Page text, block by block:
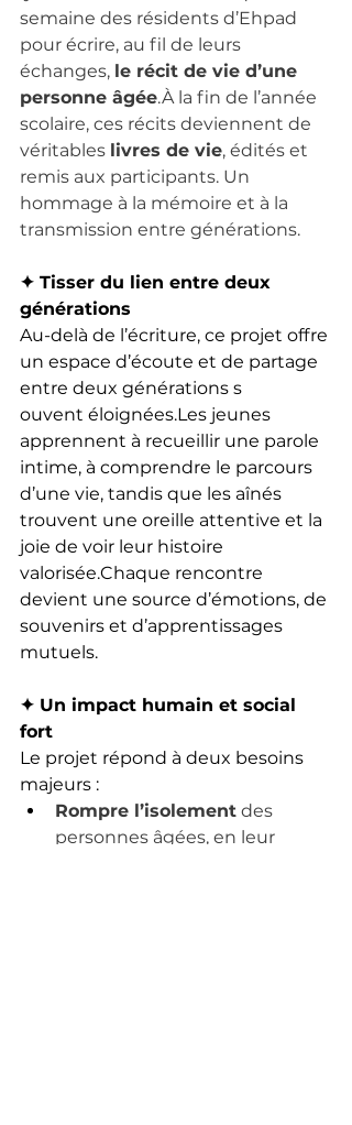
semaine des résidents d’Ehpad
pour écrire, au fil de leurs
échanges, le récit de vie d’une
personne âgée.À la fin de l’année
scolaire, ces récits deviennent de
véritables livres de vie, édités et
remis aux participants. Un
hommage à la mémoire et à la
transmission entre générations.
✦ Tisser du lien entre deux
générations
Au-delà de l’écriture, ce projet offre
un espace d’écoute et de partage
entre deux générations s
ouvent éloignées.Les jeunes
apprennent à recueillir une parole
intime, à comprendre le parcours
d’une vie, tandis que les aînés
trouvent une oreille attentive et la
joie de voir leur histoire
valorisée.Chaque rencontre
devient une source d’émotions, de
souvenirs et d’apprentissages
mutuels.
✦ Un impact humain et social
fort
Le projet répond à deux besoins
majeurs :
Rompre l’isolement des
personnes âgées, en leur